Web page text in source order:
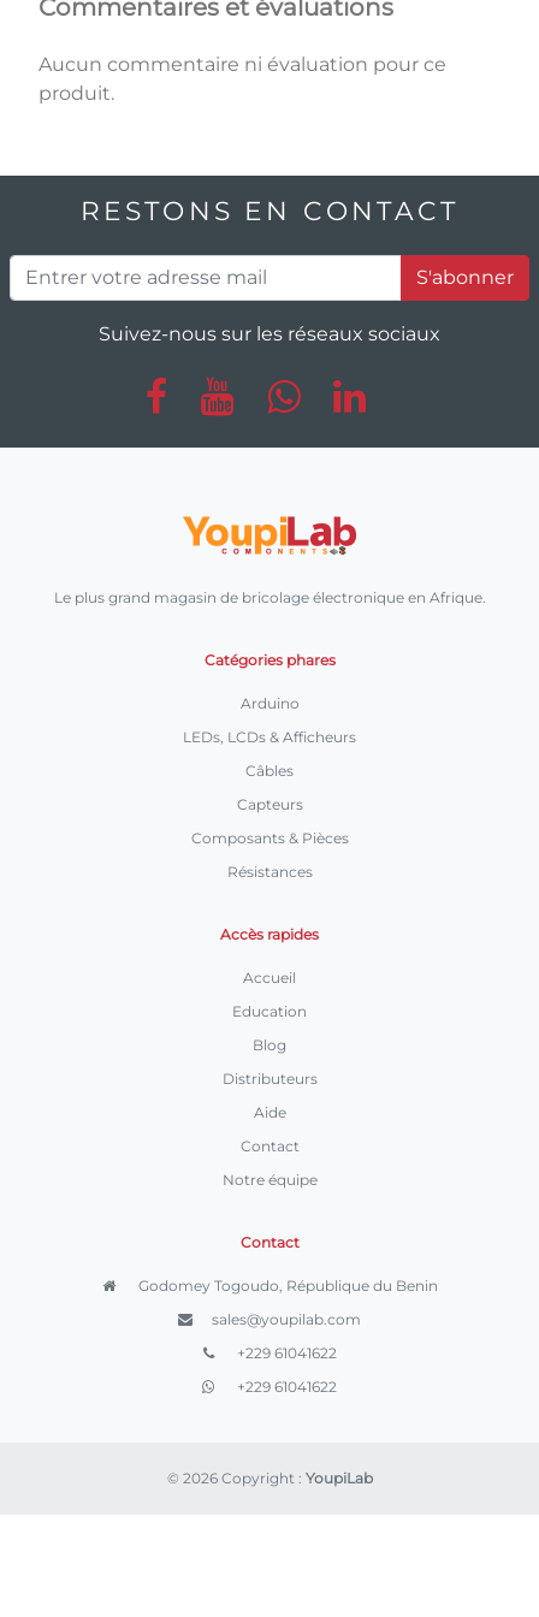
Commentaires et évaluations
Aucun commentaire ni évaluation pour ce
produit.
RESTONS EN CONTACT
S'abonner
Suivez-nous sur les réseaux sociaux
Le plus grand magasin de bricolage électronique en Afrique.
Catégories phares
Arduino
LEDs, LCDs & Afficheurs
Câbles
Capteurs
Composants & Pièces
Résistances
Accès rapides
Accueil
Education
Blog
Distributeurs
Aide
Contact
Notre équipe
Contact
Godomey Togoudo, République du Benin
sales@youpilab.com
+229 61041622
+229 61041622
© 2026 Copyright : YoupiLab